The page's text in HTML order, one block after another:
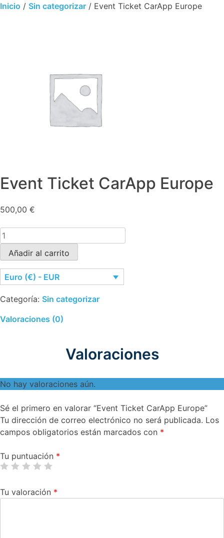
Skip
Inicio / Sin categorizar / Event Ticket CarApp Europe
Event Ticket CarApp Europe
500,00 €
Event
Ticket
CarApp
Europe
cantidad
Añadir al carrito
Euro (€) - EUR
Categoría: Sin categorizar
Valoraciones (0)
Valoraciones
No hay valoraciones aún.
Sé el primero en valorar “Event Ticket CarApp Europe”
Tu dirección de correo electrónico no será publicada. Los
campos obligatorios están marcados con *
Tu puntuación *
Tu valoración *